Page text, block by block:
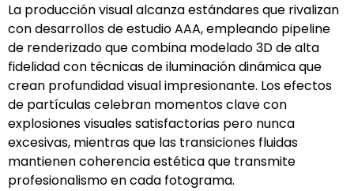
La producción visual alcanza estándares que rivalizan
con desarrollos de estudio AAA, empleando pipeline
de renderizado que combina modelado 3D de alta
fidelidad con técnicas de iluminación dinámica que
crean profundidad visual impresionante. Los efectos
de partículas celebran momentos clave con
explosiones visuales satisfactorias pero nunca
excesivas, mientras que las transiciones fluidas
mantienen coherencia estética que transmite
profesionalismo en cada fotograma.